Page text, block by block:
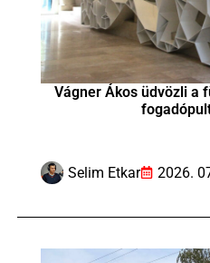
Vágner Ákos üdvözli a
Selim Etkar 2026.